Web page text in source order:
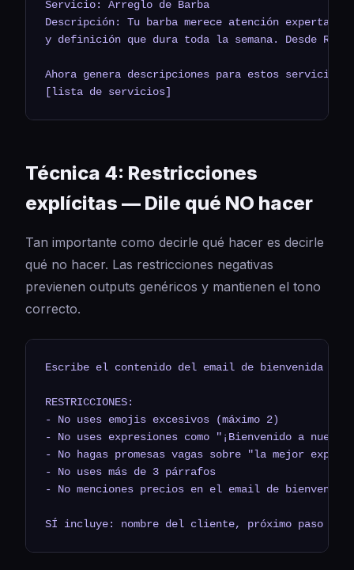
Servicio: Arreglo de Barba
Descripción: Tu barba merece atención experta.
y definición que dura toda la semana. Desde
Ahora genera descripciones para estos servicios:
[lista de servicios]
Técnica 4: Restricciones
explícitas — Dile qué NO hacer
Tan importante como decirle qué hacer es decirle
qué no hacer. Las restricciones negativas
previenen outputs genéricos y mantienen el tono
correcto.
Escribe el contenido del email de bienvenida
RESTRICCIONES:
- No uses emojis excesivos (máximo 2)
- No uses expresiones como "¡Bienvenido a
- No hagas promesas vagas sobre "la mejor
- No uses más de 3 párrafos
- No menciones precios en el email de bienvenida
SÍ incluye: nombre del cliente, próximo paso